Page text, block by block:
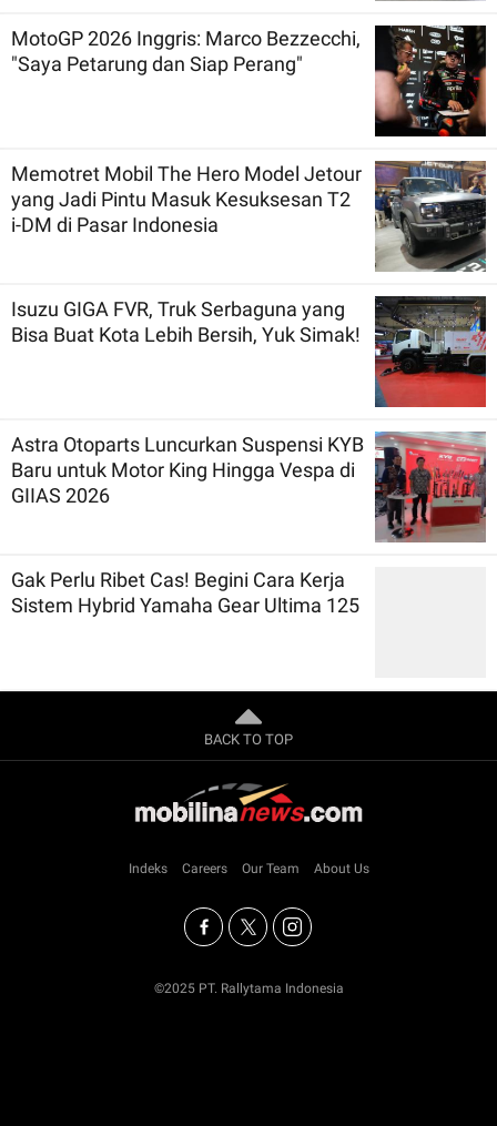
MotoGP 2026 Inggris: Marco Bezzecchi,
"Saya Petarung dan Siap Perang"
Memotret Mobil The Hero Model Jetour
yang Jadi Pintu Masuk Kesuksesan T2
i-DM di Pasar Indonesia
Isuzu GIGA FVR, Truk Serbaguna yang
Bisa Buat Kota Lebih Bersih, Yuk Simak!
Astra Otoparts Luncurkan Suspensi KYB
Baru untuk Motor King Hingga Vespa di
GIIAS 2026
Gak Perlu Ribet Cas! Begini Cara Kerja
Sistem Hybrid Yamaha Gear Ultima 125
BACK TO TOP
Indeks Careers Our Team About Us
©2025 PT. Rallytama Indonesia